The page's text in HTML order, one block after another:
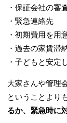
・保証会社の審
・緊急連絡先
・初期費用を用
・過去の家賃滞
・子どもと安定
大家さんや管理
ということよりも
るか、緊急時に